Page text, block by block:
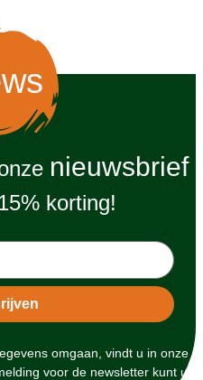
nieuwsbrief
korting!
omgaan, vindt u in onze
voor de newsletter kunt u